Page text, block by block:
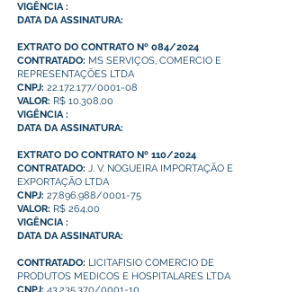
VIGÊNCIA :
DATA DA ASSINATURA:
EXTRATO DO CONTRATO Nº 084/2024
CONTRATADO: MS SERVIÇOS, COMERCIO E
REPRESENTAÇÕES LTDA
CNPJ: 22.172.177/0001-08
VALOR: R$ 10.308,00
VIGÊNCIA :
DATA DA ASSINATURA:
EXTRATO DO CONTRATO Nº 110/2024
CONTRATADO: J. V. NOGUEIRA IMPORTAÇÃO E
EXPORTAÇÃO LTDA
CNPJ: 27.896.988/0001-75
VALOR: R$ 264,00
VIGÊNCIA :
DATA DA ASSINATURA:
CONTRATADO: LICITAFISIO COMERCIO DE
PRODUTOS MEDICOS E HOSPITALARES LTDA